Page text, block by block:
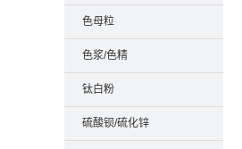
色母粒
色浆/色精
钛白粉
硫酸钡/硫化锌